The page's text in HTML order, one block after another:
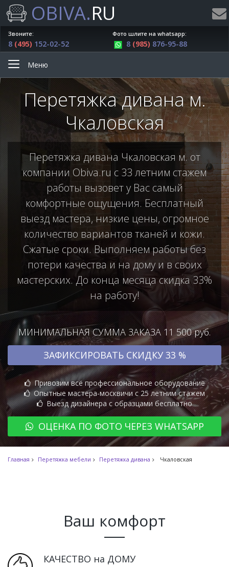
OBIVA.RU
Звоните:
8 (495) 152-02-52
Фото шлите на whatsapp:
8 (985) 876-95-88
Меню
Перетяжка дивана м.
Чкаловская
Перетяжка дивана Чкаловская м. от
компании Obiva.ru с 33 летним стажем
работы вызовет у Вас самый
комфортные ощущения. Бесплатный
выезд мастера, низкие цены, огромное
количество вариантов тканей и кожи.
Сжатые сроки. Выполняем работы без
потери качества и на дому и в своих
мастерских. До конца месяца скидка 33%
на работу!
МИНИМАЛЬНАЯ СУММА ЗАКАЗА 11 500 руб.
ЗАФИКСИРОВАТЬ СКИДКУ 33 %
Привозим всё профессиональное оборудование
Опытные мастера-москвичи с 25 летним стажем
Выезд дизайнера с образцами бесплатно
ОЦЕНКА ПО ФОТО ЧЕРЕЗ WHATSAPP
Главная Перетяжка мебели Перетяжка дивана Чкаловская
Ваш комфорт
КАЧЕСТВО на ДОМУ